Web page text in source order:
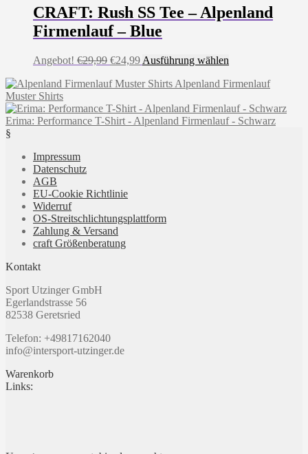
werden
€39,99€35,99.
mehrere
Varianten
können
auf
Produktseite
gewählt
CRAFT: Rush SS Tee – Alpenland
Firmenlauf – Blue
Angebot! €29,99 Ursprünglicher
war:
€24,99Aktueller
ist:
Ausführung wählen
weist
Varianten
auf.
Alpenland Firmenlauf
Muster Shirts
Erima: Performance T-Shirt - Alpenland Firmenlauf - Schwarz
§
Impressum
Datenschutz
AGB
EU-Cookie Richtlinie
Widerruf
OS-Streitschlichtungsplattform
Zahlung & Versand
craft Größenberatung
Kontakt
Sport Utzinger GmbH
Egerlandstrasse 56
82538 Geretsried
Telefon: +49817162040
info@intersport-utzinger.de
Warenkorb
Links: